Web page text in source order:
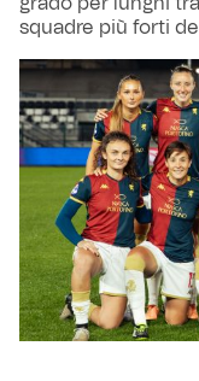
squadre più forti